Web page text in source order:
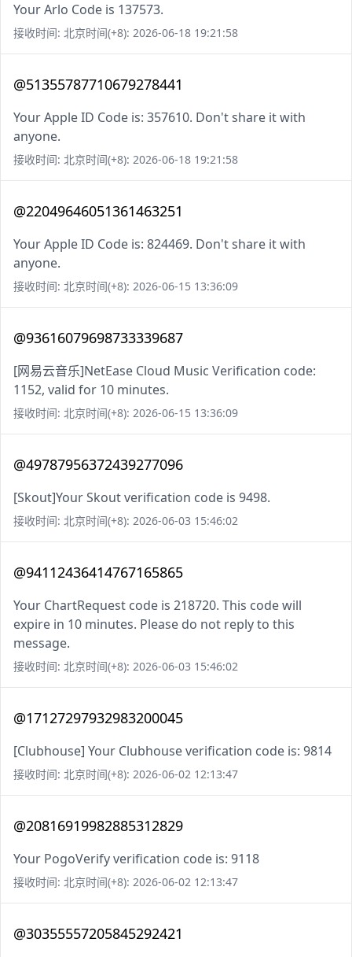
Your Arlo Code is 137573.
接收时间: 北京时间(+8): 2026-06-18 19:21:58
@51355787710679278441
Your Apple ID Code is: 357610. Don't share it with
anyone.
接收时间: 北京时间(+8): 2026-06-18 19:21:58
@22049646051361463251
Your Apple ID Code is: 824469. Don't share it with
anyone.
接收时间: 北京时间(+8): 2026-06-15 13:36:09
@93616079698733339687
[网易云音乐]NetEase Cloud Music Verification code:
1152, valid for 10 minutes.
接收时间: 北京时间(+8): 2026-06-15 13:36:09
@49787956372439277096
[Skout]Your Skout verification code is 9498.
接收时间: 北京时间(+8): 2026-06-03 15:46:02
@94112436414767165865
Your ChartRequest code is 218720. This code will
expire in 10 minutes. Please do not reply to this
message.
接收时间: 北京时间(+8): 2026-06-03 15:46:02
@17127297932983200045
[Clubhouse] Your Clubhouse verification code is: 9814
接收时间: 北京时间(+8): 2026-06-02 12:13:47
@20816919982885312829
Your PogoVerify verification code is: 9118
接收时间: 北京时间(+8): 2026-06-02 12:13:47
@30355557205845292421